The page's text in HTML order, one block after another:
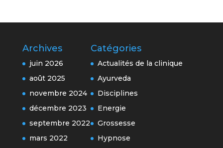
Archives
juin 2026
août 2025
novembre 2024
décembre 2023
septembre 2022
mars 2022
Catégories
Actualités de la clinique
Ayurveda
Disciplines
Energie
Grossesse
Hypnose